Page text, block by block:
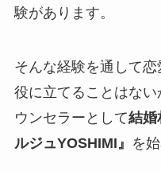
験があります。
そんな経験を通して
役に立てることはな
ウンセラーとして結婚
ルジュYOSHIMI』 を